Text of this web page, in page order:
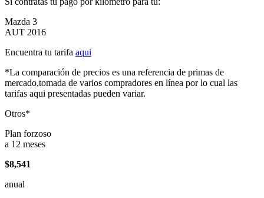
Mazda 3
AUT 2016
Encuentra tu tarifa aqui
*La comparación de precios es una referencia de primas de
mercado,tomada de varios compradores en línea por lo cual las
tarifas aqui presentadas pueden variar.
Otros*
Plan forzoso
a 12 meses
$8,541
anual